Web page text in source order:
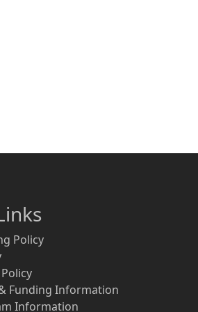
Policy
Funding Information
Information